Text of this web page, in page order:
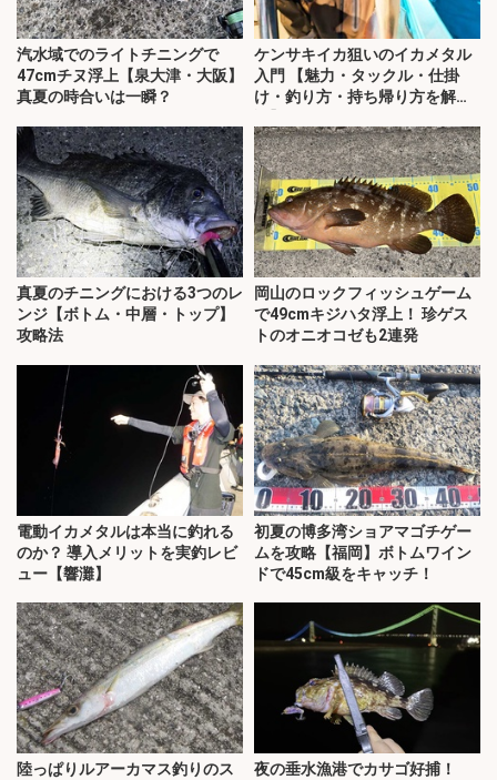
汽水域でのライトチニングで
47cmチヌ浮上【泉大津・大阪】
真夏の時合いは一瞬？
ケンサキイカ狙いのイカメタル
入門 【魅力・タックル・仕掛
け・釣り方・持ち帰り方を解
真夏のチニングにおける3つのレ
ンジ【ボトム・中層・トップ】
攻略法
岡山のロックフィッシュゲーム
で49cmキジハタ浮上！ 珍ゲス
トのオニオコゼも2連発
電動イカメタルは本当に釣れる
のか？ 導入メリットを実釣レビ
ュー【響灘】
初夏の博多湾ショアマゴチゲー
ムを攻略【福岡】ボトムワイン
ドで45cm級をキャッチ！
陸っぱりルアーカマス釣りのス
夜の垂水漁港でカサゴ好捕！